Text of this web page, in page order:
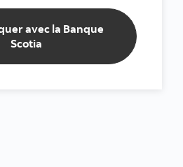
avec la Banque
Scotia